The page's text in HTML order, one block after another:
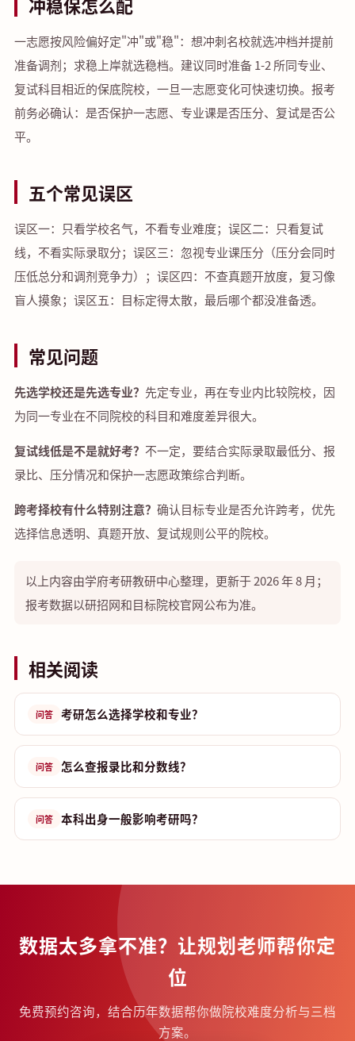
一志愿按风险偏好定"冲"或"稳"：想冲刺名校就选冲档并提前
准备调剂；求稳上岸就选稳档。建议同时准备 1-2 所同专业、
复试科目相近的保底院校，一旦一志愿变化可快速切换。报考
前务必确认：是否保护一志愿、专业课是否压分、复试是否公
平。
五个常见误区
误区一：只看学校名气，不看专业难度；误区二：只看复试
线，不看实际录取分；误区三：忽视专业课压分（压分会同时
压低总分和调剂竞争力）；误区四：不查真题开放度，复习像
盲人摸象；误区五：目标定得太散，最后哪个都没准备透。
常见问题
先选学校还是先选专业？ 先定专业，再在专业内比较院校，因
为同一专业在不同院校的科目和难度差异很大。
复试线低是不是就好考？ 不一定，要结合实际录取最低分、报
录比、压分情况和保护一志愿政策综合判断。
跨考择校有什么特别注意？ 确认目标专业是否允许跨考，优先
选择信息透明、真题开放、复试规则公平的院校。
以上内容由学府考研教研中心整理，更新于 2026 年 8 月；
报考数据以研招网和目标院校官网公布为准。
相关阅读
问答 考研怎么选择学校和专业？
问答 怎么查报录比和分数线？
问答 本科出身一般影响考研吗？
数据太多拿不准？让规划老师帮你定
位
免费预约咨询，结合历年数据帮你做院校难度分析与三档
方案。